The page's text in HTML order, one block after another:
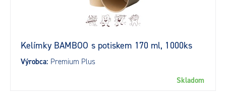
Kelímky BAMBOO s potiskem 170 ml, 1000ks
Výrobca: Premium Plus
Skladom